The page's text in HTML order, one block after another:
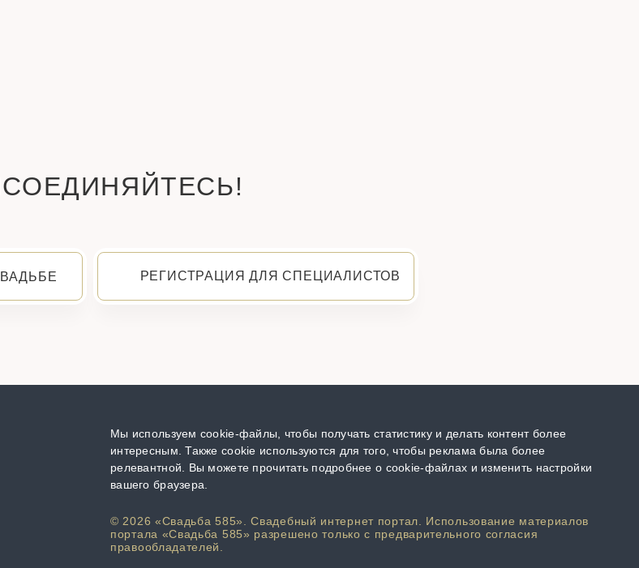
РЕГИСТРАЦИЯ ДЛЯ СПЕЦИАЛИСТОВ
Мы используем cookie-файлы, чтобы получать статистику и делать контент более
интересным. Также cookie используются для того, чтобы реклама была более
релевантной. Вы можете прочитать подробнее о cookie-файлах и изменить настройки
вашего браузера.
© 2026 «Свадьба 585». Свадебный интернет портал. Использование материалов
портала «Свадьба 585» разрешено только с предварительного согласия
правообладателей.